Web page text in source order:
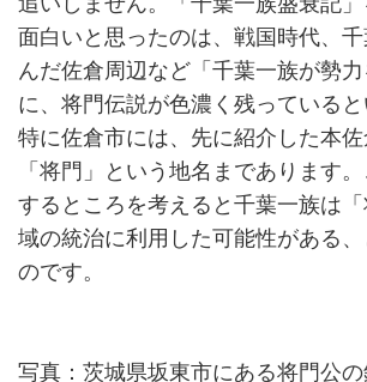
面白いと思ったのは、戦国時代、
んだ佐倉周辺など「千葉一族が勢力
に、将門伝説が色濃く残っていると
特に佐倉市には、先に紹介した本
「将門」という地名まであります
するところを考えると千葉一族は
域の統治に利用した可能性がある
のです。
写真：茨城県坂東市にある将門公